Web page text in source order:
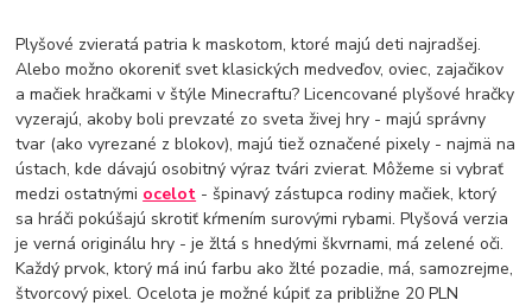
Plyšové zvieratá patria k maskotom, ktoré majú deti najradšej.
Alebo možno okoreniť svet klasických medveďov, oviec, zajačikov
a mačiek hračkami v štýle Minecraftu? Licencované plyšové hračky
vyzerajú, akoby boli prevzaté zo sveta živej hry - majú správny
tvar (ako vyrezané z blokov), majú tiež označené pixely - najmä na
ústach, kde dávajú osobitný výraz tvári zvierat. Môžeme si vybrať
medzi ostatnými ocelot - špinavý zástupca rodiny mačiek, ktorý
sa hráči pokúšajú skrotiť kŕmením surovými rybami. Plyšová verzia
je verná originálu hry - je žltá s hnedými škvrnami, má zelené oči.
Každý prvok, ktorý má inú farbu ako žlté pozadie, má, samozrejme,
štvorcový pixel. Ocelota je možné kúpiť za približne 20 PLN